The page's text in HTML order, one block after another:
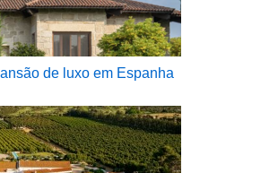
de luxo em Espanha